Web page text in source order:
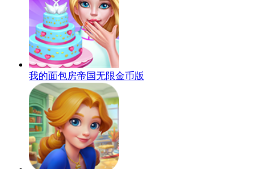
我的面包房帝国无限金币版